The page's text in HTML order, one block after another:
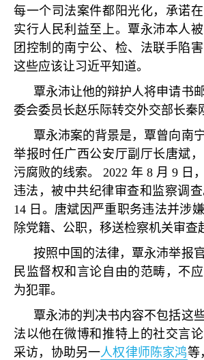
每一个司法案件都阳光化，承诺
实行人民利益至上。覃永沛本人
团控制的南宁公、检、法联手陷害
这些应该让习近平知道。
覃永沛让他的辩护人将申请书
委会委员长赵乐际转交外交部长秦
覃永沛案的背景是，覃曾向南
举报时任广西公安厅副厅长唐斌
污腐败的线索。
2022 年 8 月 9 日
违法，被中共纪律审查和监察调查
14 日。唐斌因严重职务违法并涉
除党籍、公职，移送检察机关审查
按照中国的法律，覃永沛举报
民监督权和言论自由的范畴，不
为犯罪。
覃永沛的判决书内容不包括这
法以他在微博和推特上的社交言
采访，协助另一人权律师陈家鸿等